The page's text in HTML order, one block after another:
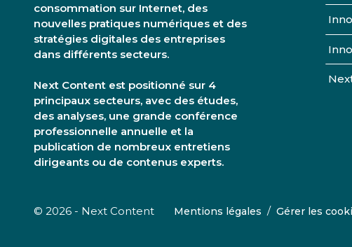
consommation sur Internet, des
nouvelles pratiques numériques et des
stratégies digitales des entreprises
dans différents secteurs.
Next Content est positionné sur 4
principaux secteurs, avec des études,
des analyses, une grande conférence
professionnelle annuelle et la
publication de nombreux entretiens
dirigeants ou de contenus experts.
© 2026 - Next Content Mentions légales / Gérer les